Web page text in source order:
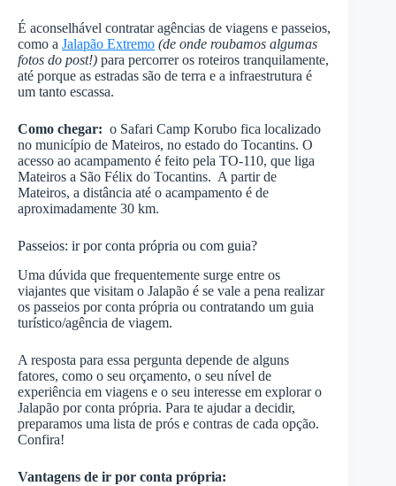
É aconselhável contratar agências de viagens e passeios,
como a Jalapão Extremo (de onde roubamos algumas
fotos do post!) para percorrer os roteiros tranquilamente,
até porque as estradas são de terra e a infraestrutura é
um tanto escassa.
Como chegar: o Safari Camp Korubo fica localizado
no município de Mateiros, no estado do Tocantins. O
acesso ao acampamento é feito pela TO-110, que liga
Mateiros a São Félix do Tocantins. A partir de
Mateiros, a distância até o acampamento é de
aproximadamente 30 km.
Passeios: ir por conta própria ou com guia?
Uma dúvida que frequentemente surge entre os
viajantes que visitam o Jalapão é se vale a pena realizar
os passeios por conta própria ou contratando um guia
turístico/agência de viagem.
A resposta para essa pergunta depende de alguns
fatores, como o seu orçamento, o seu nível de
experiência em viagens e o seu interesse em explorar o
Jalapão por conta própria. Para te ajudar a decidir,
preparamos uma lista de prós e contras de cada opção.
Confira!
Vantagens de ir por conta própria: